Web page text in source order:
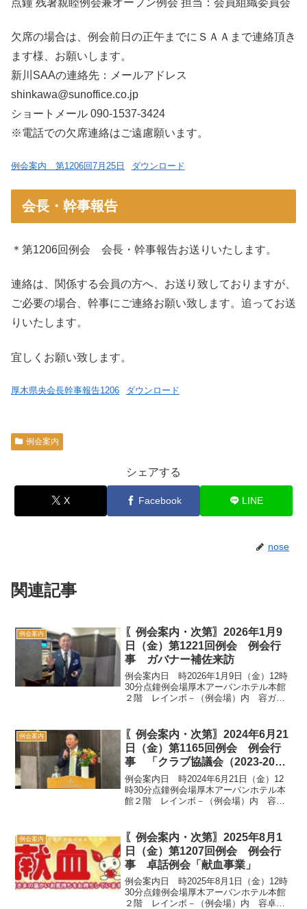
欠席の場合は、例会前日の正午までにＳＡＡまで連絡頂き
ます様、お願いします。
新川SAAの連絡先：メールアドレス
shinkawa@sunoffice.co.jp
ショートメール 090-1537-3424
※電話での欠席連絡はご遠慮願います。
例会案内 第1206回7月25日 ダウンロード
会長・幹事報告
＊第1206回例会 会長・幹事報告お送りいたします。
連絡は、関係する会員の方へ、お送り致しておりますが、
ご必要の場合、幹事にご連絡お願い致します。追ってお送
りいたします。
宜しくお願い致します。
厚木県央会長幹事報告1206 ダウンロード
例会案内
シェアする
X Facebook LINE
nose
関連記事
例会案内
〖例会案内・次第〗2026年1月9
日（金）第1221回例会 例会行
事 ガバナー補佐来訪
例会案内日 時2026年1月9日（金）12時
30分点鐘例会場厚木アーバンホテル本館
２階 レインボ－（例会場）内 容ガバ
30・開会・点鐘山口 昌興 会長・四つのテ
ス...
例会案内
〖例会案内・次第〗2024年6月21
日（金）第1165回例会 例会行
事 「クラブ協議会（2023-2024
年度年間総括）」
例会案内日 時2024年6月21日（金）12
時30分点鐘例会場厚木アーバンホテル本
館２階 レインボ－（例会場）内 容例
事SAA 松澤 修身副SAA 能勢 健...
例会案内
〖例会案内・次第〗2025年8月1
日（金）第1207回例会 例会行
事 卓話例会「献血事業」
例会案内日 時2025年8月1日（金）12時
30分点鐘例会場厚木アーバンホテル本館
２階 レインボ－（例会場）内 容卓話